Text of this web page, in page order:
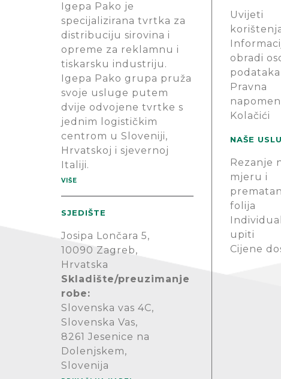
Igepa Pako je
specijalizirana tvrtka za
distribuciju sirovina i
opreme za reklamnu i
tiskarsku industriju.
Igepa Pako grupa pruža
svoje usluge putem
dvije odvojene tvrtke s
jednim logističkim
centrom u Sloveniji,
Hrvatskoj i sjevernoj
Italiji.
VIŠE
SJEDIŠTE
Josipa Lončara 5,
10090 Zagreb,
Hrvatska
Skladište/preuzimanje
robe:
Slovenska vas 4C,
Slovenska Vas,
8261 Jesenice na
Dolenjskem,
Slovenija
Uvijeti
obradi
podataka
Pravna
Kolačići
NAŠE
Rezanje
mjeru i
folija
upiti
Cijene